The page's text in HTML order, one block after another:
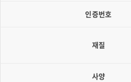
인증번호
재질
사양